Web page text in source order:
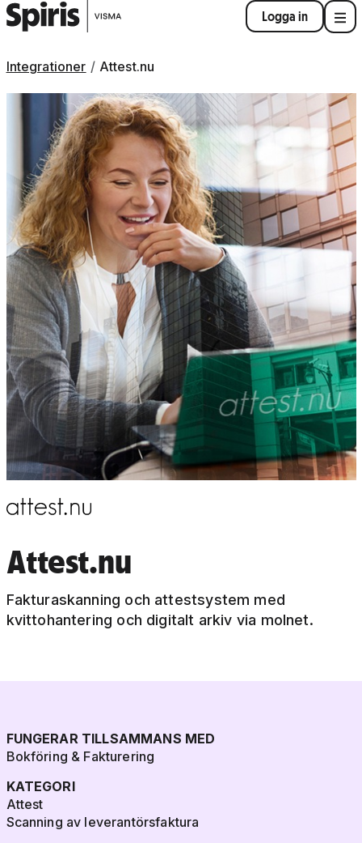
Logga in
Integrationer Attest.nu
Attest.nu
Fakturaskanning och attestsystem med
kvittohantering och digitalt arkiv via molnet.
FUNGERAR TILLSAMMANS MED
Bokföring & Fakturering
KATEGORI
Attest
Scanning av leverantörsfaktura